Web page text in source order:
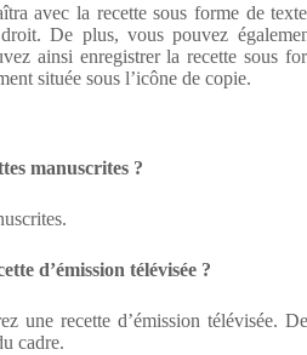
avec la recette sous forme de
De plus, vous pouvez
ainsi enregistrer la recette sous
située sous l’icône de copie.
manuscrites ?
d’émission télévisée ?
une recette d’émission télévisée.
cadre.